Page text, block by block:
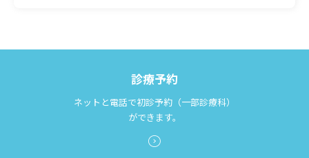
検索する
無料低額診療のご案内
東部病院の就労支援サービス
診断書等文書のお申込みについて
診療記録（カルテ）の開示について
診療予約
ネットと電話で初診予約（一部診療科）
ができます。